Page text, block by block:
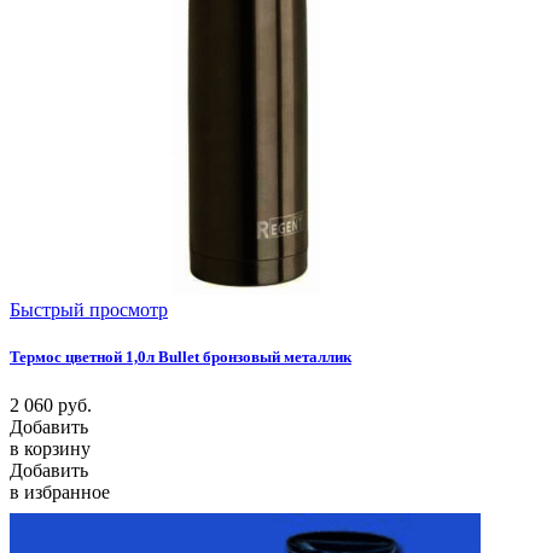
Быстрый просмотр
Термос цветной 1,0л Bullet бронзовый металлик
2 060 руб.
Добавить
в корзину
Добавить
в избранное